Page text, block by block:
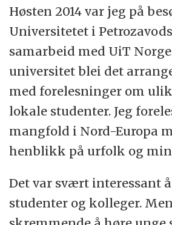
Høsten 2014 var jeg på
Universitetet i
samarbeid med UiT
universitet blei det
med forelesninger om
lokale studenter. Jeg
mangfold i Nord-Europa
henblikk på urfolk og
Det var svært interessant
studenter og kolleger.